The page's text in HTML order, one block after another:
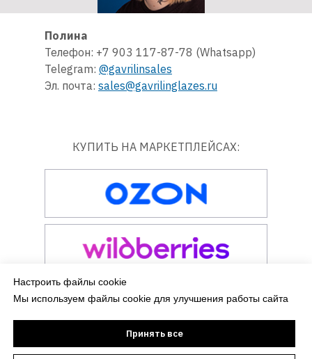
КУПИТЬ НА МАРКЕТПЛЕЙСАХ:
Полина
Телефон: +7 903 117-87-78 (Whatsapp)
Telegram: @gavrilinsales
Эл. почта: sales@gavrilinglazes.ru
2022–2026 ИП Гаврилин Евгений
Настроить файлы cookie
Мы используем файлы cookie для улучшения работы сайта
Принять все